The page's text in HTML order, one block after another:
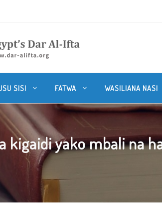
SISI FATWA WASILIANA NASI
kigaidi yako mbali na